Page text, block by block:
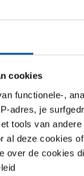
cookies
functionele-,
adres, je
tools van
al deze cookies
over de cookies
L=250
4In L=160
4In L=120
4In L=180